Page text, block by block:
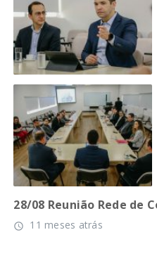
28/08 Reunião Rede de
access_time 11 meses atrás